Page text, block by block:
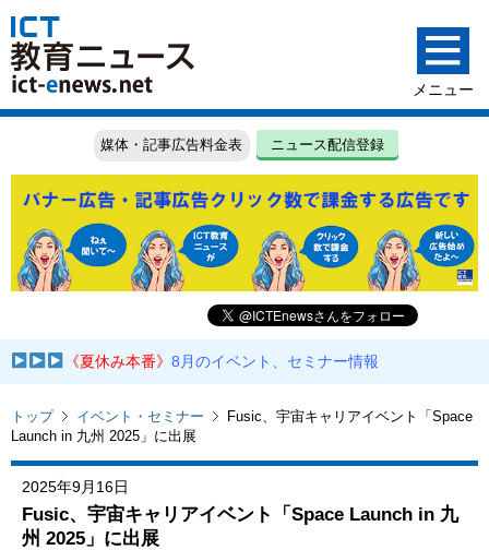
媒体・記事広告料金表 ニュース配信登録
《夏休み本番》8月のイベント、セミナー情報
トップ イベント・セミナー
Fusic、宇宙キャリアイベント「Space
Launch in 九州 2025」に出展
2025年9月16日
Fusic、宇宙キャリアイベント「Space Launch in 九
州 2025」に出展